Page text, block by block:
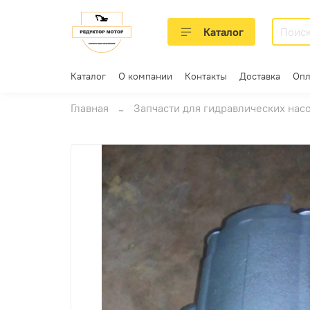
Каталог
Каталог О компании Контакты Доставка
Главная Запчасти для гидравлических